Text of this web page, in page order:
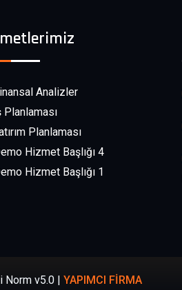
Analizler
Planlaması
Planlaması
Hizmet Başlığı 4
Hizmet Başlığı 1
Norm v5.0 | YAPIMCI FİRMA